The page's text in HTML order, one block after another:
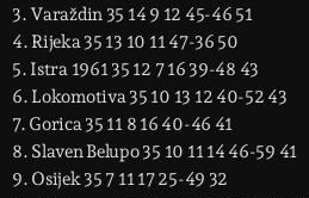
3. Varaždin 35 14 9 12 45-46 51
4. Rijeka 35 13 10 11 47-36 50
5. Istra 1961 35 12 7 16 39-48 43
6. Lokomotiva 35 10 13 12 40-52 43
7. Gorica 35 11 8 16 40-46 41
8. Slaven Belupo 35 10 11 14 46-59 41
9. Osijek 35 7 11 17 25-49 32